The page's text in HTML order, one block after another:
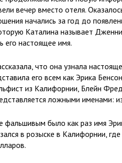
вечер вместо отеля.
начались за год до
Каталина называет
его настоящее имя.
что она узнала
его всем как Эрика
из Калифорнии, Блейн
ложными именами:
фальшивым было как раз имя
в розыске в Калифорнии,